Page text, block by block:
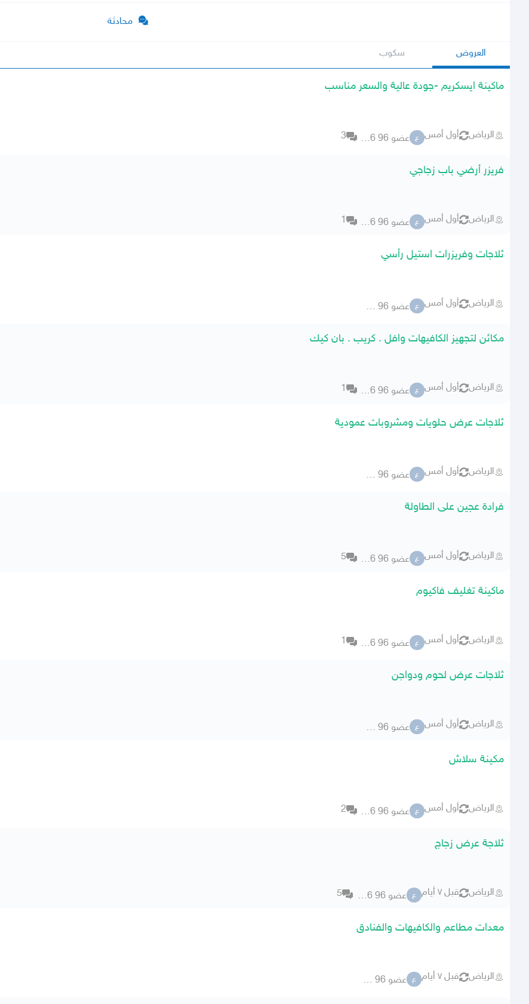
محادثة
العروض سكوب
ماكينة ايسكريم -جودة عالية والسعر مناسب
الرياض أول أمس ع عضو 96 76356 3
فريزر أرضي باب زجاجي
الرياض أول أمس ع عضو 96 76356 1
ثلاجات وفريزرات استيل رأسي
الرياض أول أمس ع عضو 96 76356
مكائن لتجهيز الكافيهات وافل . كريب . بان كيك
الرياض أول أمس ع عضو 96 76356 1
ثلاجات عرض حلويات ومشروبات عمودية
الرياض أول أمس ع عضو 96 76356
فرادة عجين على الطاولة
الرياض أول أمس ع عضو 96 76356 5
ماكينة تغليف فاكيوم
الرياض أول أمس ع عضو 96 76356 1
ثلاجات عرض لحوم ودواجن
الرياض أول أمس ع عضو 96 76356
مكينة سلاش
الرياض أول أمس ع عضو 96 76356 2
ثلاجة عرض زجاج
الرياض قبل ٧ أيام ع عضو 96 76356 5
معدات مطاعم والكافيهات والفنادق
الرياض قبل ٧ أيام ع عضو 96 76356